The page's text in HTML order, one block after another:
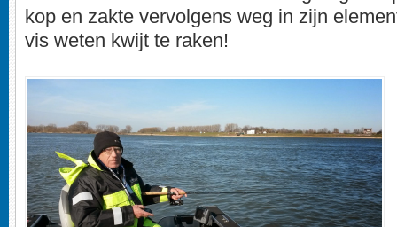
kop en zakte vervolgens weg in zijn
vis weten kwijt te raken!